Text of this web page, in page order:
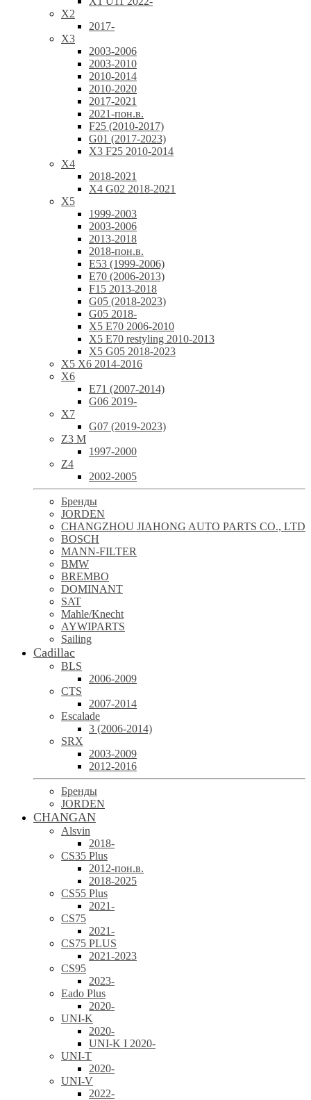
X2
2017-
X3
2003-2006
2003-2010
2010-2014
2010-2020
2017-2021
2021-пон.в.
F25 (2010-2017)
G01 (2017-2023)
X3 F25 2010-2014
X4
2018-2021
X4 G02 2018-2021
X5
1999-2003
2003-2006
2013-2018
2018-пон.в.
E53 (1999-2006)
E70 (2006-2013)
F15 2013-2018
G05 (2018-2023)
G05 2018-
X5 E70 2006-2010
X5 E70 restyling 2010-2013
X5 G05 2018-2023
X5 X6 2014-2016
X6
E71 (2007-2014)
G06 2019-
X7
G07 (2019-2023)
Z3 M
1997-2000
Z4
2002-2005
Бренды
JORDEN
CHANGZHOU JIAHONG AUTO PARTS CO., LTD
BOSCH
MANN-FILTER
BMW
BREMBO
DOMINANT
SAT
Mahle/Knecht
AYWIPARTS
Sailing
Cadillac
BLS
2006-2009
CTS
2007-2014
Escalade
3 (2006-2014)
SRX
2003-2009
2012-2016
Бренды
JORDEN
CHANGAN
Alsvin
2018-
CS35 Plus
2012-пон.в.
2018-2025
CS55 Plus
2021-
CS75
2021-
CS75 PLUS
2021-2023
CS95
2023-
Eado Plus
2020-
UNI-K
2020-
UNI-K I 2020-
UNI-T
2020-
UNI-V
2022-